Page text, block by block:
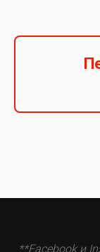
**Facebook и